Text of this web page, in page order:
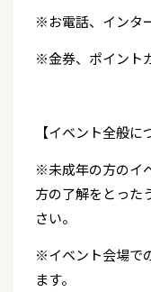
※お電話、インタ
※金券、ポイント
【イベント全般に
※未成年の方のイ
方の了解をとった
さい。
※イベント会場で
ます。